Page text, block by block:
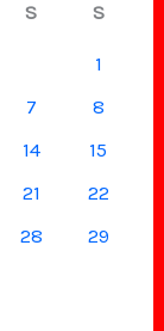
S S
1
7
8
14
15
21
22
28
29